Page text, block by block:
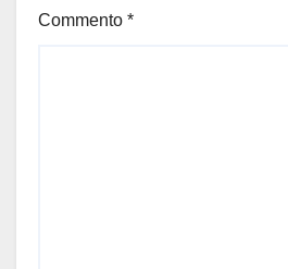
Commento *